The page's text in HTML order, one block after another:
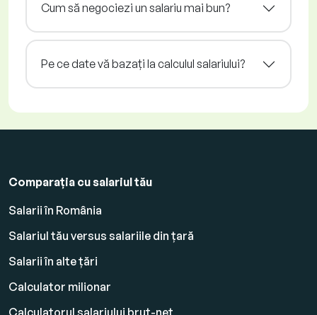
Cum să negociezi un salariu mai bun?
Pe ce date vă bazați la calculul salariului?
Comparația cu salariul tău
Salarii în România
Salariul tău versus salariile din țară
Salarii în alte țări
Calculator milionar